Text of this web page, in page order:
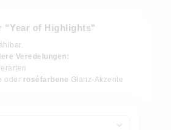
“Year of Highlights"
Veredelungen:
oder roséfarbene Glanz-Akzente